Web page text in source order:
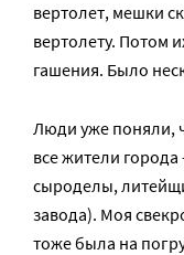
вертолет, мешки
вертолету. Потом
гашения. Было
Люди уже поняли,
все жители
сыроделы,
завода). Моя
тоже была на